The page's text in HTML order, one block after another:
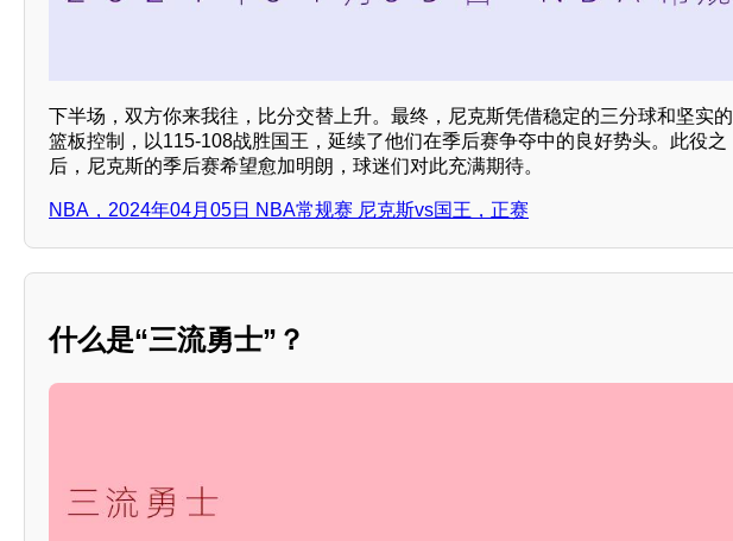
下半场，双方你来我往，比分交替上升。最终，尼克斯凭借稳定的三分球和坚实的
篮板控制，以115-108战胜国王，延续了他们在季后赛争夺中的良好势头。此役之
后，尼克斯的季后赛希望愈加明朗，球迷们对此充满期待。
NBA，2024年04月05日 NBA常规赛 尼克斯vs国王，正赛
什么是“三流勇士”？